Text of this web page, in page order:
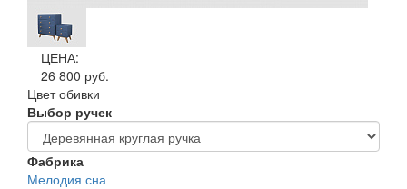
ЦЕНА:
26 800 руб.
Цвет обивки
Выбор ручек
Фабрика
Мелодия сна